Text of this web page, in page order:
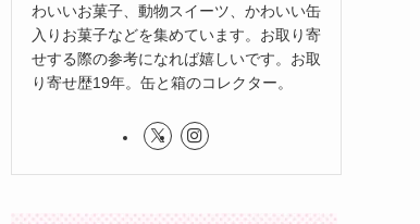
わいいお菓子、動物スイーツ、かわいい缶
入りお菓子などを集めています。お取り寄
せする際の参考になれば嬉しいです。お取
り寄せ歴19年。缶と箱のコレクター。